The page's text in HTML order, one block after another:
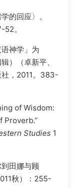
的回应〉。
。
神学」为
）（卓新平、
，2011。383-
of Wisdom:
Proverb.”
Studies 1
田娜与顾
秋）：255-